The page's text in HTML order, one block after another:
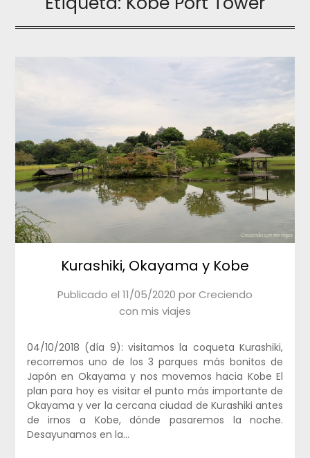
Kurashiki, Okayama y Kobe
Publicado el 11/05/2020 porCreciendo
con mis viajes
04/10/2018 (día 9): visitamos la coqueta Kurashiki,
recorremos uno de los 3 parques más bonitos de
Japón en Okayama y nos movemos hacia Kobe El
plan para hoy es visitar el punto más importante de
Okayama y ver la cercana ciudad de Kurashiki antes
de irnos a Kobe, dónde pasaremos la noche.
Desayunamos en la…